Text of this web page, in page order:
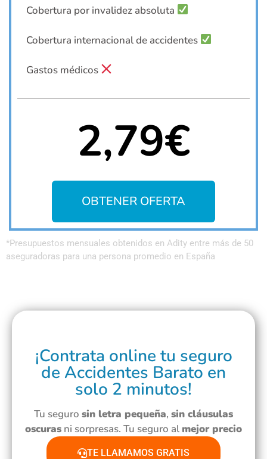
Cobertura por invalidez absoluta
Cobertura internacional de accidentes
Gastos médicos
2,79€
OBTENER OFERTA
*Presupuestos mensuales obtenidos en Adity entre más de 50
aseguradoras para una persona promedio en España
¡Contrata online tu seguro
de Accidentes Barato en
solo 2 minutos!
Tu seguro sin letra pequeña, sin cláusulas
oscuras ni sorpresas. Tu seguro al mejor precio
TE LLAMAMOS GRATIS